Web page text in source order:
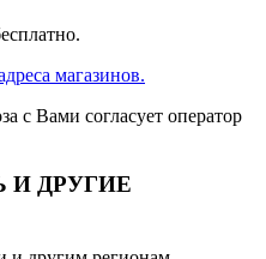
магазинов.
с Вами согласует оператор
И ДРУГИЕ